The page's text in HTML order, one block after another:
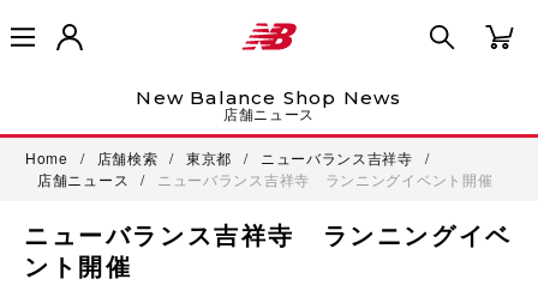
New Balance Shop News
店舗ニュース
Home / 店舗検索 / 東京都 / ニューバランス吉祥寺
/
店舗ニュース
/ ニューバランス吉祥寺 ランニングイベント開催
ニューバランス吉祥寺 ランニングイベ
ント開催